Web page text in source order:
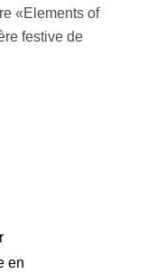
«Elements of
festive de
en